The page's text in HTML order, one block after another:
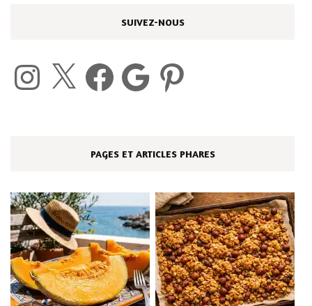
SUIVEZ-NOUS
Instagram Facebook Google Pinterest
PAGES ET ARTICLES PHARES